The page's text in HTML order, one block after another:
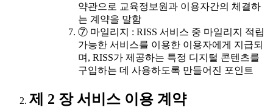
약관으로 교육정보원과 이용자간의 체결하
는 계약을 말함
⑦ 마일리지 : RISS 서비스 중 마일리지 적립
가능한 서비스를 이용한 이용자에게 지급되
며, RISS가 제공하는 특정 디지털 콘텐츠를
구입하는 데 사용하도록 만들어진 포인트
제 2 장 서비스 이용 계약